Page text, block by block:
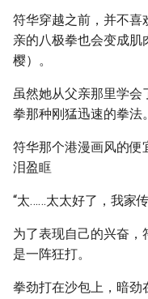
符华穿越之前，并不喜
亲的八极拳也会变成肌
樱）。
虽然她从父亲那里学会
拳那种刚猛迅速的拳法。
符华那个港漫画风的便
泪盈眶
“太……太太好了，我家
为了表现自己的兴奋
是一阵狂打。
拳劲打在沙包上，暗劲